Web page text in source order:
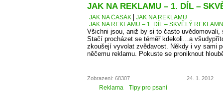
JAK NA REKLAMU – 1. DÍL –
JAK NA ČASÁK
JAK NA REKLAMU
JAK NA REKLAMU – 1. DÍL – SKVĚLÝ
Všichni jsou, aniž by si to často
Stačí procházet se téměř kdekoli…a
zkoušejí vyvolat zvědavost. Někdy i vy sami
něčemu reklamu. Pokuste se proniknout
Zobrazení: 68307 24. 1. 2012
Reklama Tipy pro psaní